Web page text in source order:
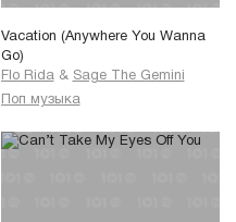
Vacation (Anywhere You Wanna
Go)
Flo Rida & Sage The Gemini
Поп музыка